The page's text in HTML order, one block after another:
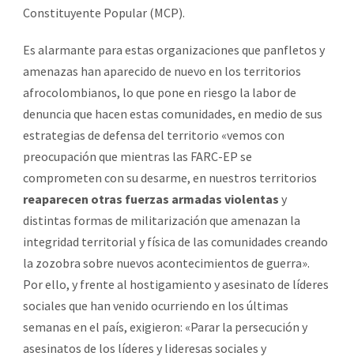
Constituyente Popular (MCP).
Es alarmante para estas organizaciones que panfletos y
amenazas han aparecido de nuevo en los territorios
afrocolombianos, lo que pone en riesgo la labor de
denuncia que hacen estas comunidades, en medio de sus
estrategias de defensa del territorio «vemos con
preocupación que mientras las FARC-EP se
comprometen con su desarme, en nuestros territorios
reaparecen otras fuerzas armadas violentas y
distintas formas de militarización que amenazan la
integridad territorial y física de las comunidades creando
la zozobra sobre nuevos acontecimientos de guerra».
Por ello, y frente al hostigamiento y asesinato de líderes
sociales que han venido ocurriendo en los últimas
semanas en el país, exigieron: «Parar la persecución y
asesinatos de los líderes y lideresas sociales y